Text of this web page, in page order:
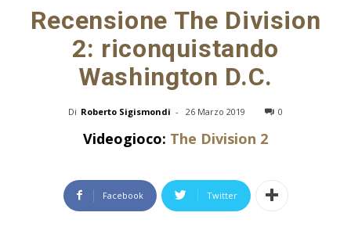
Recensione The Division
2: riconquistando
Washington D.C.
Di Roberto Sigismondi - 26 Marzo 2019 0
Videogioco: The Division 2
Facebook Twitter